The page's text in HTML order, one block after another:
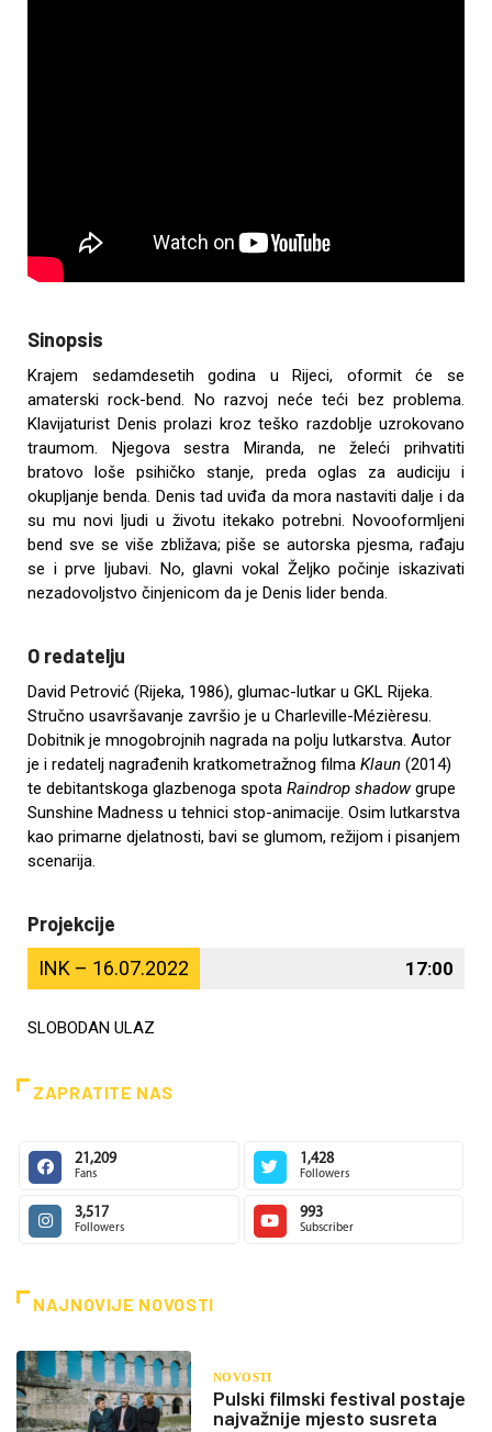
Sinopsis
Krajem sedamdesetih godina u Rijeci, oformit će se
amaterski rock-bend. No razvoj neće teći bez problema.
Klavijaturist Denis prolazi kroz teško razdoblje uzrokovano
traumom. Njegova sestra Miranda, ne želeći prihvatiti
bratovo loše psihičko stanje, preda oglas za audiciju i
okupljanje benda. Denis tad uviđa da mora nastaviti dalje i da
su mu novi ljudi u životu itekako potrebni. Novooformljeni
bend sve se više zbližava; piše se autorska pjesma, rađaju
se i prve ljubavi. No, glavni vokal Željko počinje iskazivati
nezadovoljstvo činjenicom da je Denis lider benda.
O redatelju
David Petrović (Rijeka, 1986), glumac-lutkar u GKL Rijeka.
Stručno usavršavanje završio je u Charleville-Mézièresu.
Dobitnik je mnogobrojnih nagrada na polju lutkarstva. Autor
je i redatelj nagrađenih kratkometražnog filma Klaun (2014)
te debitantskoga glazbenoga spota Raindrop shadow grupe
Sunshine Madness u tehnici stop-animacije. Osim lutkarstva
kao primarne djelatnosti, bavi se glumom, režijom i pisanjem
scenarija.
Projekcije
INK – 16.07.2022 17:00
SLOBODAN ULAZ
ZAPRATITE NAS
21,209
Fans
1,428
Followers
3,517
Followers
993
Subscriber
NAJNOVIJE NOVOSTI
NOVOSTI
Pulski filmski festival postaje
najvažnije mjesto susreta